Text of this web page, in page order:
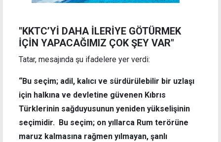
"KKTC’Yİ DAHA İLERİYE GÖTÜRMEK
İÇİN YAPACAĞIMIZ ÇOK ŞEY VAR"
Tatar, mesajında şu ifadelere yer verdi:
“Bu seçim; adil, kalıcı ve sürdürülebilir bir uzlaşı
için halkına ve devletine güvenen Kıbrıs
Türklerinin sağduyusunun yeniden yükselişinin
seçimidir. Bu seçim; on yıllarca Rum terörüne
maruz kalmasına rağmen yılmayan, şanlı